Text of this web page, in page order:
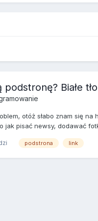
Białe
otóż słabo znam się
jak pisać newsy, dodawać
podstrona link